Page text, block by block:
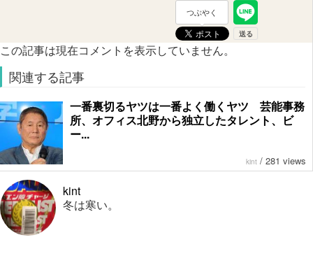
つぶやく
この記事は現在コメントを表示していません。
関連する記事
一番裏切るヤツは一番よく働くヤツ 芸能事務
所、オフィス北野から独立したタレント、ビ
ー...
kint / 281 views
kint
冬は寒い。